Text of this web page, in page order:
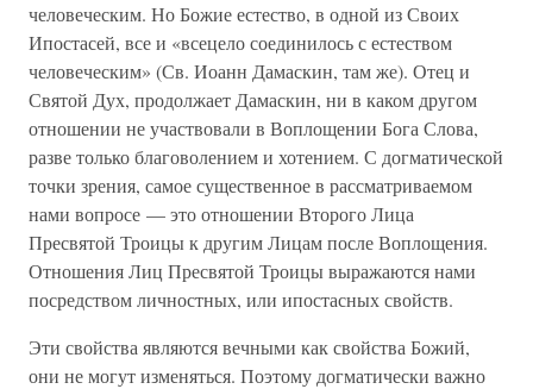
человеческим. Но Божие естество, в одной из Своих
Ипостасей, все и «всецело соединилось с естеством
человеческим» (Св. Иоанн Дамаскин, там же). Отец и
Святой Дух, продолжает Дамаскин, ни в каком другом
отношении не участвовали в Воплощении Бога Слова,
разве только благоволением и хотением. С догматической
точки зрения, самое существенное в рассматриваемом
нами вопросе — это отношении Второго Лица
Пресвятой Троицы к другим Лицам после Воплощения.
Отношения Лиц Пресвятой Троицы выражаются нами
посредством личностных, или ипостасных свойств.
Эти свойства являются вечными как свойства Божий,
они не могут изменяться. Поэтому догматически важно